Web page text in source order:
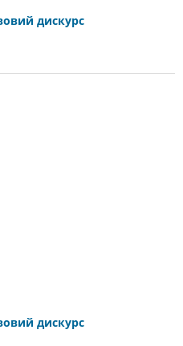
дискурс
дискурс